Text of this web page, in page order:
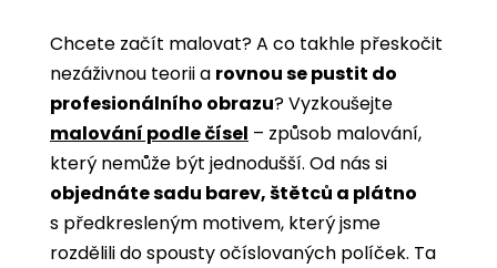
Chcete začít malovat? A co takhle přeskočit
nezáživnou teorii a rovnou se pustit do
profesionálního obrazu? Vyzkoušejte
malování podle čísel ­­– způsob malování,
který nemůže být jednodušší. Od nás si
objednáte sadu barev, štětců a plátno
s předkresleným motivem, který jsme
rozdělili do spousty očíslovaných políček. Ta